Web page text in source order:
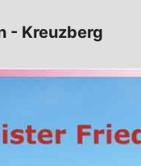
- Kreuzberg